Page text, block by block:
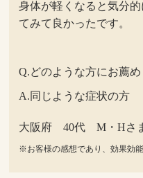
身体が軽くなると気分
てみて良かったです。
Q.どのような方にお薦
A.同じような症状の方
大阪府 40代 M・Hさ
※お客様の感想であり、効果効